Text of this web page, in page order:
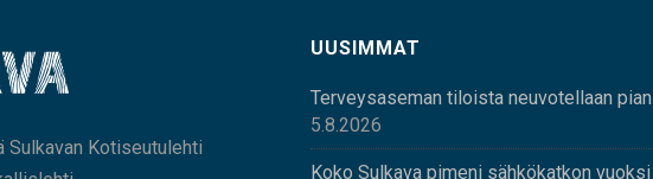
Sulkavan Kotiseutulehti
UUSIMMAT
Terveysaseman tiloista neuvotellaan pian
5.8.2026
Koko Sulkava pimeni sähkökatkon vuoksi